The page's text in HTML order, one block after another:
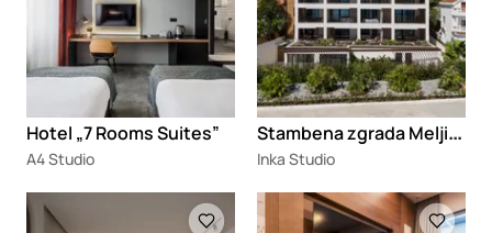
Hotel „7 Rooms Suites”
A4 Studio
S
tambena zgrada Meljine
Inka Studio
Loading Loading